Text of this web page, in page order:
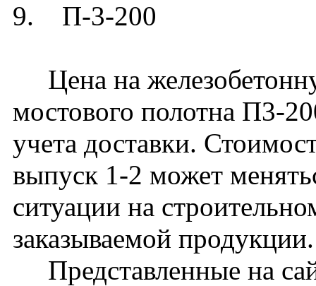
9. П-3-200
Цена на
мостового полотна П3-
учета доставки.
выпуск 1-2 может
ситуации на
заказываемой продукции.
Представленные на